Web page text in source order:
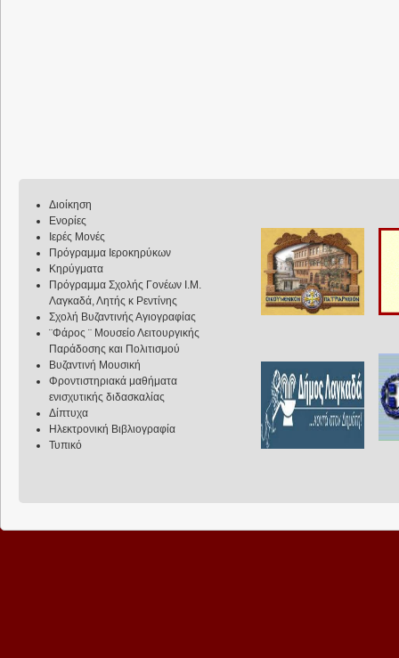
Διοίκηση
Ενορίες
Ιερές Μονές
Πρόγραμμα Ιεροκηρύκων
Κηρύγματα
Πρόγραμμα Σχολής Γονέων Ι.Μ.
Λαγκαδά, Λητής κ Ρεντίνης
Σχολή Βυζαντινής Αγιογραφίας
¨Φάρος ¨ Μουσείο Λειτουργικής
Παράδοσης και Πολιτισμού
Βυζαντινή Μουσική
Φροντιστηριακά μαθήματα
ενισχυτικής διδασκαλίας
Δίπτυχα
Ηλεκτρονική Βιβλιογραφία
Τυπικό